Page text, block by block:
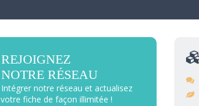
REJOIGNEZ
NOTRE RÉSEAU
Intégrer notre réseau et actualisez
votre fiche de façon illimitée !